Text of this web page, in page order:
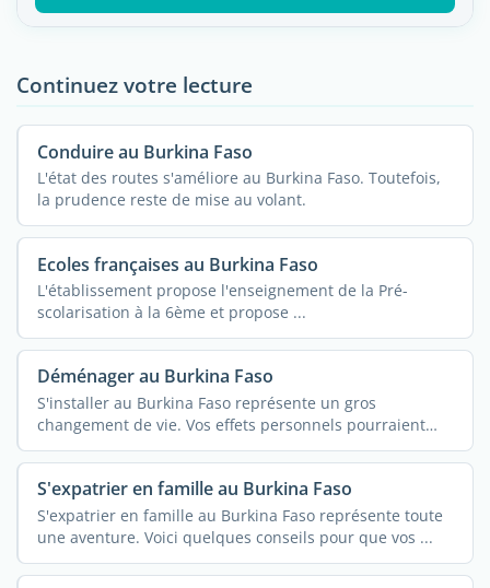
Continuez votre lecture
Conduire au Burkina Faso
L'état des routes s'améliore au Burkina Faso. Toutefois,
la prudence reste de mise au volant.
Ecoles françaises au Burkina Faso
L'établissement propose l'enseignement de la Pré-
scolarisation à la 6ème et propose ...
Déménager au Burkina Faso
S'installer au Burkina Faso représente un gros
changement de vie. Vos effets personnels pourraient
vous ...
S'expatrier en famille au Burkina Faso
S'expatrier en famille au Burkina Faso représente toute
une aventure. Voici quelques conseils pour que vos ...